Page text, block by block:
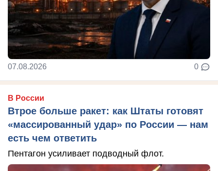
07.08.2026 0
В России
Втрое больше ракет: как Штаты готовят
«массированный удар» по России — нам
есть чем ответить
Пентагон усиливает подводный флот.